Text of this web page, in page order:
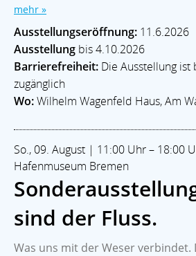
mehr »
Ausstellungseröffnung: 11.6.2026
Ausstellung bis 4.10.2026
Barrierefreiheit: Die Ausstellung
zugänglich
Wo:Wilhelm Wagenfeld Haus, Am
So., 09. August | 11:00 Uhr – 18:00
Hafenmuseum Bremen
sind der Fluss.
Was uns mit der Weser verbindet.